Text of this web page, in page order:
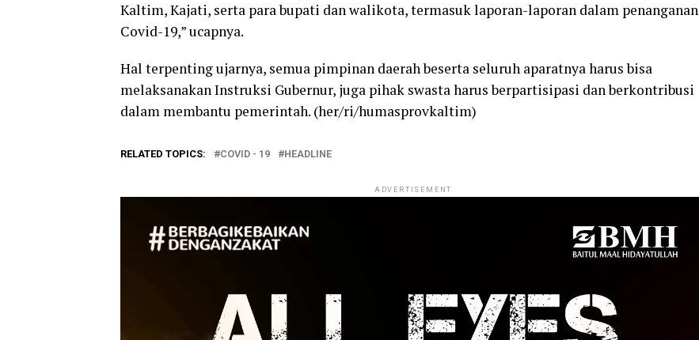
Kaltim, Kajati, serta para bupati dan walikota, termasuk laporan-laporan dalam penanganan
Covid-19,” ucapnya.
Hal terpenting ujarnya, semua pimpinan daerah beserta seluruh aparatnya harus bisa
melaksanakan Instruksi Gubernur, juga pihak swasta harus berpartisipasi dan berkontribusi
dalam membantu pemerintah. (her/ri/humasprovkaltim)
RELATED TOPICS: COVID - 19 HEADLINE
ADVERTISEMENT